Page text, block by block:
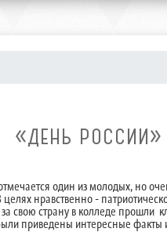
«ДЕНЬ РОССИИ»
один из молодых, но
целях нравственно -
за свою страну в колледе
приведены интересные факты